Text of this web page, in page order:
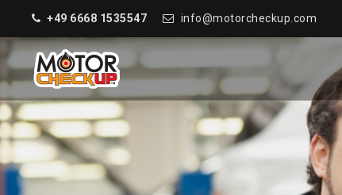
+49 6668 1535547 info@motorcheckup.com